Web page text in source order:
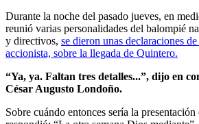
Durante la noche del pasado jueves, en
reunió varias personalidades del balompié
y directivos, se dieron unas declaraciones
accionista, sobre la llegada de Quintero.
“Ya, ya. Faltan tres detalles...”, dijo en
César Augusto Londoño.
Sobre cuándo entonces sería la